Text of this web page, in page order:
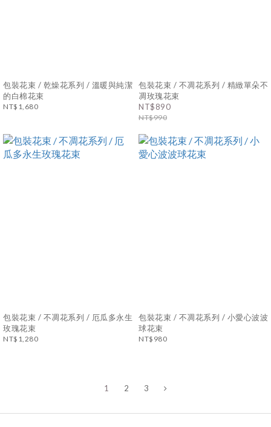
包裝花束 / 乾燥花系列 / 溫暖與純潔
的白棉花束
NT$1,680
包裝花束 / 不凋花系列 / 精緻單朵不
凋玫瑰花束
NT$890
NT$990
包裝花束 / 不凋花系列 / 厄瓜多永生
玫瑰花束
NT$1,280
包裝花束 / 不凋花系列 / 小愛心波波
球花束
NT$980
1 2 3